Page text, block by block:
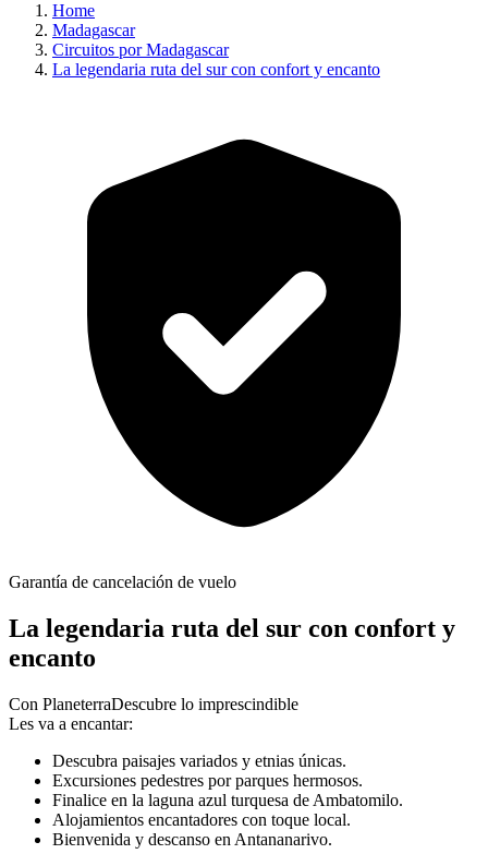
Home
Madagascar
Circuitos por Madagascar
La legendaria ruta del sur con confort y encanto
Garantía de cancelación de vuelo
La legendaria ruta del sur con confort y
encanto
Con PlaneterraDescubre lo imprescindible
Les va a encantar:
Descubra paisajes variados y etnias únicas.
Excursiones pedestres por parques hermosos.
Finalice en la laguna azul turquesa de Ambatomilo.
Alojamientos encantadores con toque local.
Bienvenida y descanso en Antananarivo.